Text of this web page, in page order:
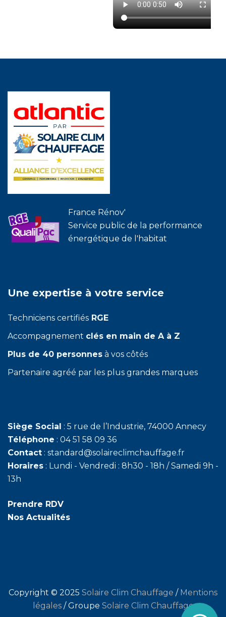
France Rénov'
Service public de la performance
énergétique de l'habitat
Une expertise à votre service
Techniciens certifiés RGE
Accompagnement clés en main de A à Z
Plus de 40 personnes à vos côtés
Partenaire agréé par les plus grandes marques
Siège Social : 5 rue de l’Industrie, 74000 Annecy
Téléphone : 04 51 58 09 36
Contact : standard@solaireclimchauffage.fr
Horaires : Lundi - Vendredi : 8h30 - 18h / Samedi 9h -
13h
Prendre RDV
Nos Actualités
Copyright © 2025 Solaire Clim Chauffage / Mentions
légales/ Groupe Solaire Clim Chauffage